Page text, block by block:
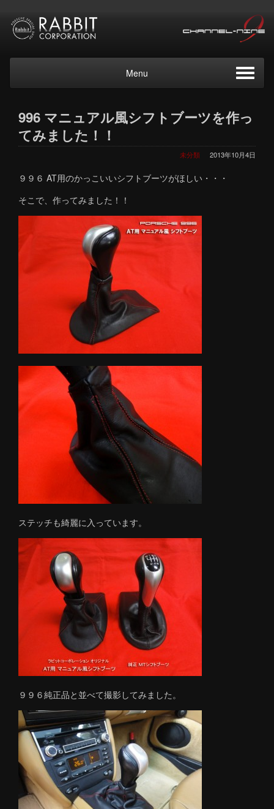
Menu
996 マニュアル風シフトブーツを作っ
てみました！！
2013年10月4日
未分類
９９６ AT用のかっこいいシフトブーツがほしい・・・
そこで、作ってみました！！
ステッチも綺麗に入っています。
９９６純正品と並べて撮影してみました。